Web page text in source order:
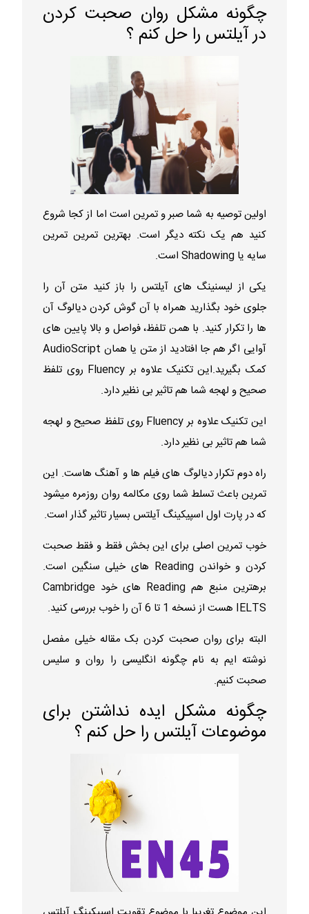
چگونه مشکل روان صحبت کردن
در آیلتس را حل کنم ؟
اولین توصیه به شما صبر و تمرین است اما از کجا شروع
کنید هم یک نکته دیگر است. بهترین تمرین تمرین
سایه یا Shadowing است.
یکی از لیسنینگ های آیلتس را باز کنید متن آن را
جلوی خود بگذارید همراه با آن گوش کردن دیالوگ آن
ها را تکرار کنید. با همن تلفظ، فواصل و بالا پایین های
آوایی اگر هم جا افتادید از متن یا همان AudioScript
کمک بگیرید.این تکنیک علاوه بر Fluency روی تلفظ
صحیح و لهجه شما هم تاثیر بی نظیر دارد.
این تکنیک علاوه بر Fluency روی تلفظ صحیح و لهجه
شما هم تاثیر بی نظیر دارد.
راه دوم تکرار دیالوگ های فیلم ها و آهنگ هاست. این
تمرین باعث تسلط شما روی مکالمه روان روزمره میشود
که در پارت اول اسپیکینگ آیلتس بسیار تاثیر گذار است.
خوب تمرین اصلی برای این بخش فقط و فقط صحبت
کردن و خواندن Reading های خیلی سنگین است.
برهترین منبع هم Reading های خود Cambridge
IELTS هست از نسخه 1 تا 6 آن را خوب بررسی کنید.
البته برای روان صحبت کردن بک مقاله خیلی مفصل
نوشته ایم به نامچگونه انگلیسی را روان و سلیس
صحبت کنیم.
چگونه مشکل ایده نداشتن برای
موضوعات آیلتس را حل کنم ؟